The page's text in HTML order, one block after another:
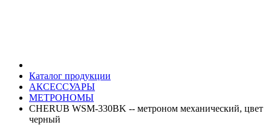
Каталог продукции
АКСЕССУАРЫ
МЕТРОНОМЫ
CHERUB WSM-330BK -- метроном механический, цвет
черный